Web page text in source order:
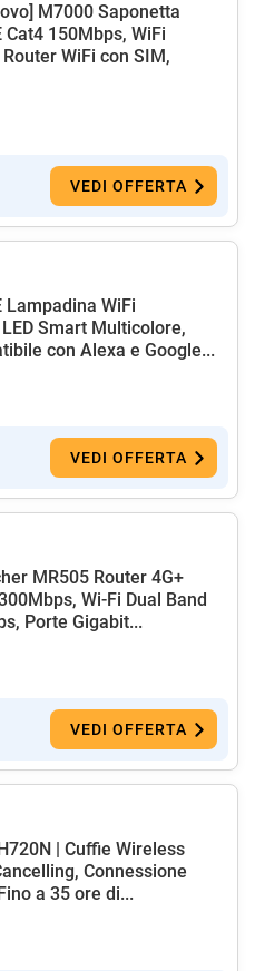
M7000 Saponetta
Cat4 150Mbps, WiFi
WiFi con SIM,
VEDI OFFERTA
Lampadina WiFi
Smart Multicolore,
con Alexa e Google...
VEDI OFFERTA
MR505 Router 4G+
Wi-Fi Dual Band
Porte Gigabit...
VEDI OFFERTA
| Cuffie Wireless
Connessione
a 35 ore di...